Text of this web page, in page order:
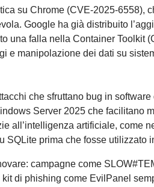
su Chrome (CVE-2025-6558),
Google ha già distribuito
una falla nella Container Toolkit
e manipolazione dei dati su
che sfruttano bug in
Server 2025 che facilitano
all’intelligenza artificiale, come
SQLite prima che fosse utilizzato
campagne come
di phishing come EvilPanel